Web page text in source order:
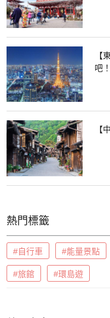
【
吧！
【
熱門標籤
#自行車 #能量景點
#旅館 #環島遊